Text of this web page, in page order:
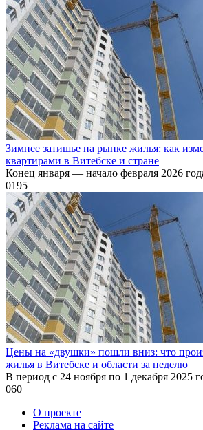
Зимнее затишье на рынке жилья: как
квартирами в Витебске и стране
Конец января — начало февраля 2026
0195
Цены на «двушки» пошли вниз: что
жилья в Витебске и области за неделю
В период с 24 ноября по 1 декабря 2025
060
О проекте
Реклама на сайте